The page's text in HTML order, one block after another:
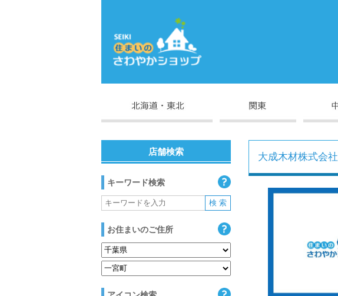
大成木材株式会社
店舗検索
キーワード検索
お住まいのご住所